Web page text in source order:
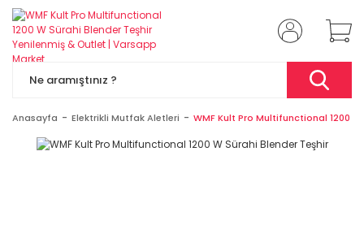
Anasayfa Elektrikli Mutfak Aletleri WMF Kult Pro Multifunctional 1200